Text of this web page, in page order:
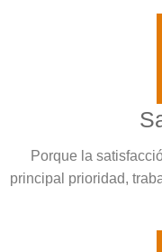
Porque la
principal prioridad,